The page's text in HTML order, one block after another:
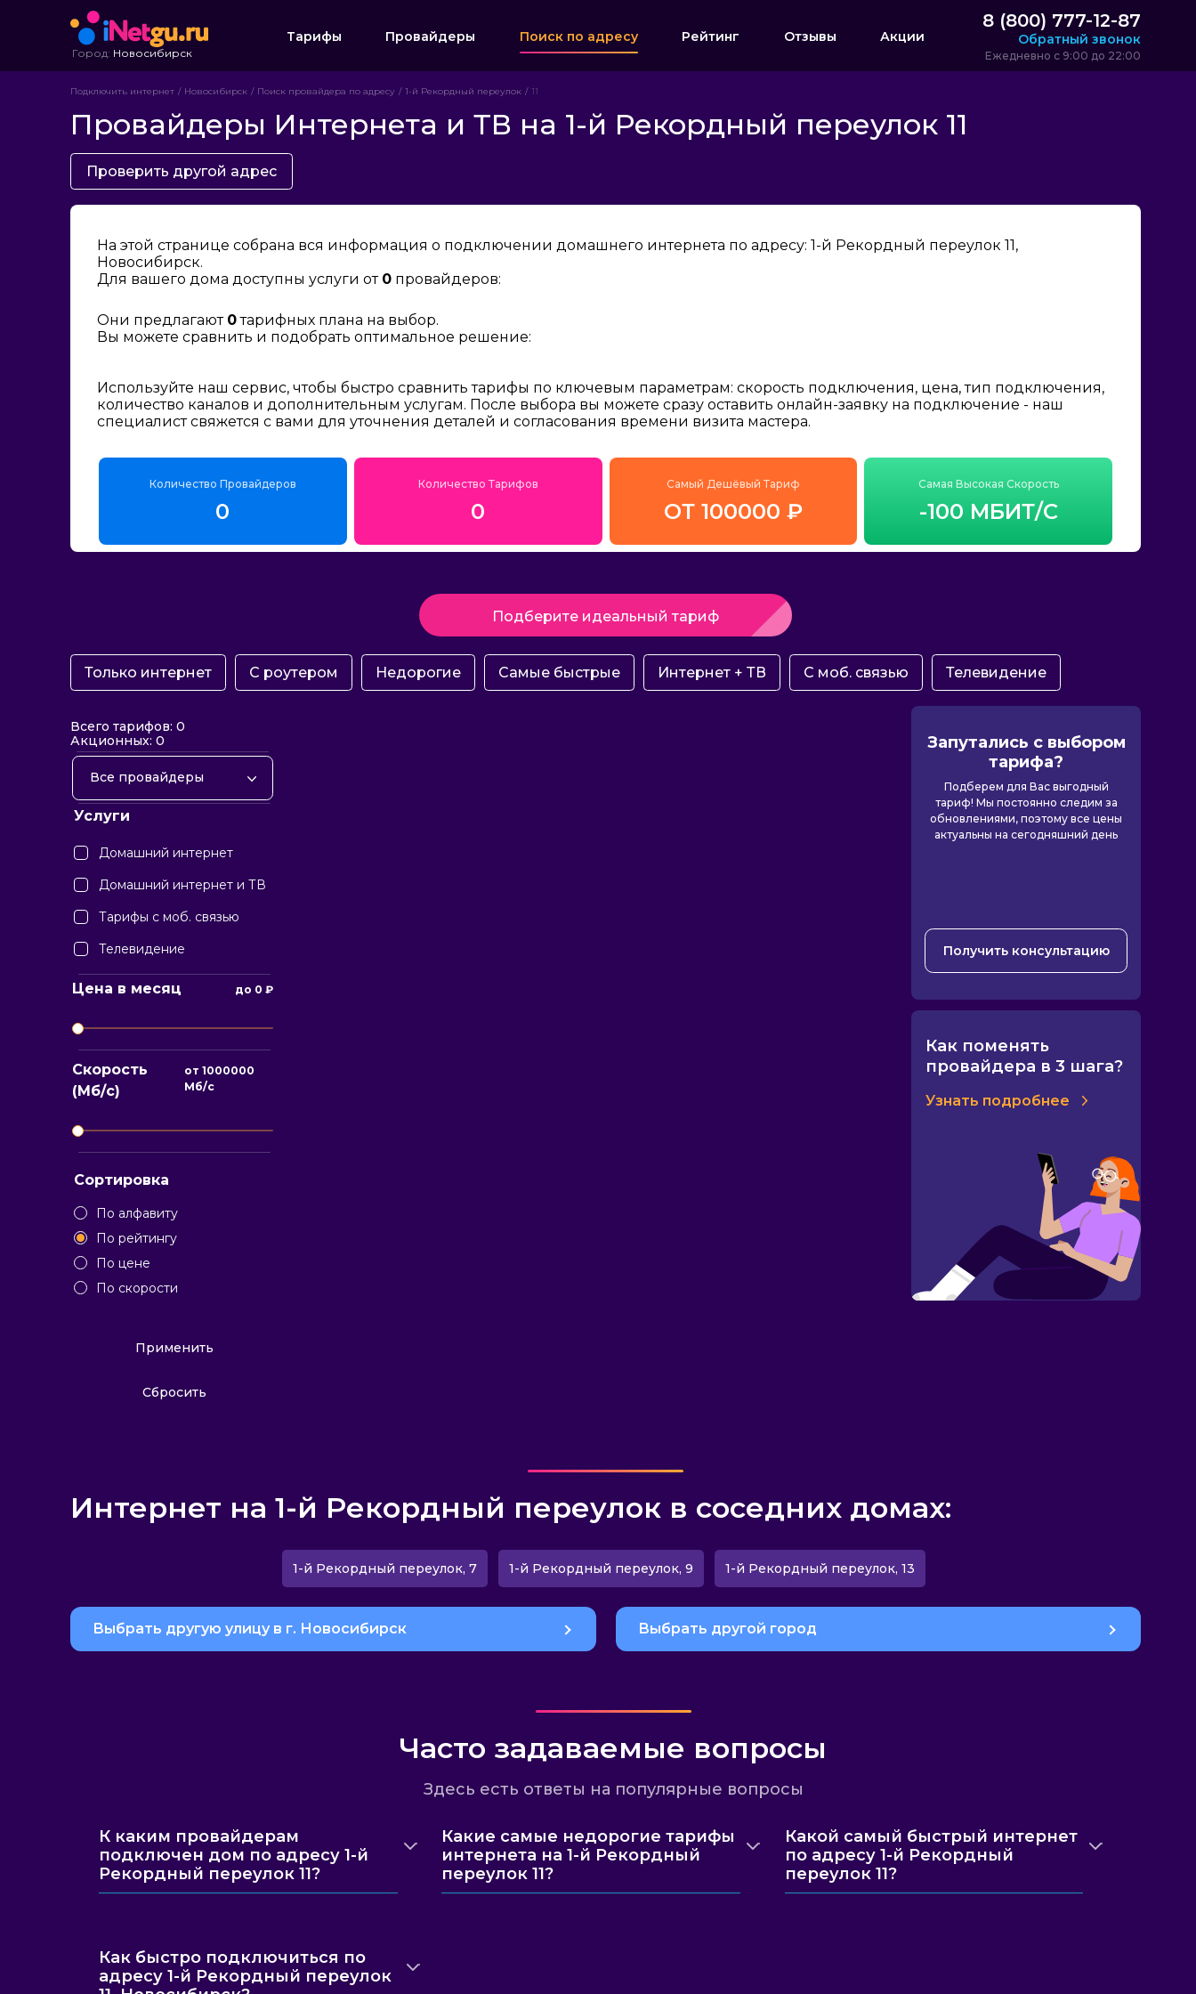
Город: Новосибирск
Тарифы Провайдеры Поиск по адресу Рейтинг Отзывы Акции
8 (800) 777-12-87
Обратный звонок
Ежедневно с 9:00 до 22:00
Подключить интернет Новосибирск Поиск провайдера по адресу 1-й Рекордный переулок 11
Провайдеры Интернета и ТВ на 1-й Рекордный переулок 11
Проверить другой адрес
На этой странице собрана вся информация о подключении домашнего интернета по адресу: 1-й Рекордный переулок 11,
Новосибирск.
Для вашего дома доступны услуги от 0 провайдеров:
Они предлагают 0тарифных плана на выбор.
Вы можете сравнить и подобрать оптимальное решение:
Используйте наш сервис, чтобы быстро сравнить тарифы по ключевым параметрам: скорость подключения, цена, тип подключения,
количество каналов и дополнительным услугам. После выбора вы можете сразу оставить онлайн-заявку на подключение - наш
специалист свяжется с вами для уточнения деталей и согласования времени визита мастера.
Количество Провайдеров
0
Количество Тарифов
0
Самый Дешёвый Тариф
ОТ 100000 ₽
Самая Высокая Скорость
-100 МБИТ/С
Подберите идеальный тариф
Только интернет С роутером Недорогие Самые быстрые Интернет + ТВ С моб. связью Телевидение
Всего тарифов: 0
Акционных: 0
Все провайдеры
Услуги
Домашний интернет
Домашний интернет и ТВ
Тарифы с моб. связью
Телевидение
Цена в месяц до 0 ₽
Скорость
(Мб/с)
от1000000
Мб/с
Сортировка
По алфавиту
По рейтингу
По цене
По скорости
Применить
Сбросить
Запутались с выбором
тарифа?
Подберем для Вас выгодный
тариф! Мы постоянно следим за
обновлениями, поэтому все цены
актуальны на сегодняшний день
Получить консультацию
Как поменять
провайдера в 3 шага?
Узнать подробнее
Интернет на 1-й Рекордный переулок в соседних домах:
1-й Рекордный переулок, 7 1-й Рекордный переулок, 9 1-й Рекордный переулок, 13
Выбрать другую улицу в г. Новосибирск Выбрать другой город
Часто задаваемые вопросы
Здесь есть ответы на популярные вопросы
К каким провайдерам
подключен дом по адресу 1-й
Рекордный переулок 11?
Какие самые недорогие тарифы
интернета на 1-й Рекордный
переулок 11?
Какой самый быстрый интернет
по адресу 1-й Рекордный
переулок 11?
Как быстро подключиться по
адресу 1-й Рекордный переулок